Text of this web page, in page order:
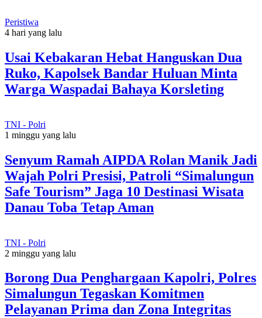
Peristiwa
4 hari yang lalu
Usai Kebakaran Hebat Hanguskan Dua
Ruko, Kapolsek Bandar Huluan Minta
Warga Waspadai Bahaya Korsleting
TNI - Polri
1 minggu yang lalu
Senyum Ramah AIPDA Rolan Manik Jadi
Wajah Polri Presisi, Patroli “Simalungun
Safe Tourism” Jaga 10 Destinasi Wisata
Danau Toba Tetap Aman
TNI - Polri
2 minggu yang lalu
Borong Dua Penghargaan Kapolri, Polres
Simalungun Tegaskan Komitmen
Pelayanan Prima dan Zona Integritas